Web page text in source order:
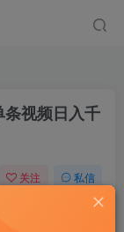
视频日入千
关注 私信